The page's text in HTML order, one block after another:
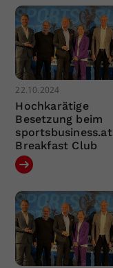
22.10.2024
Hochkarätige
Besetzung beim
sportsbusiness.at
Breakfast Club